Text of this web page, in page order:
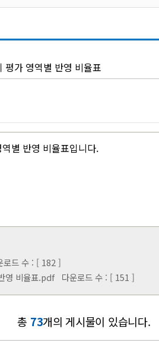
가 영역별 반영 비율표
별 반영 비율표입니다.
드 수 : [ 182 ]
영 비율표.pdf다운로드 수 : [ 151 ]
총 73개의 게시물이 있습니다.